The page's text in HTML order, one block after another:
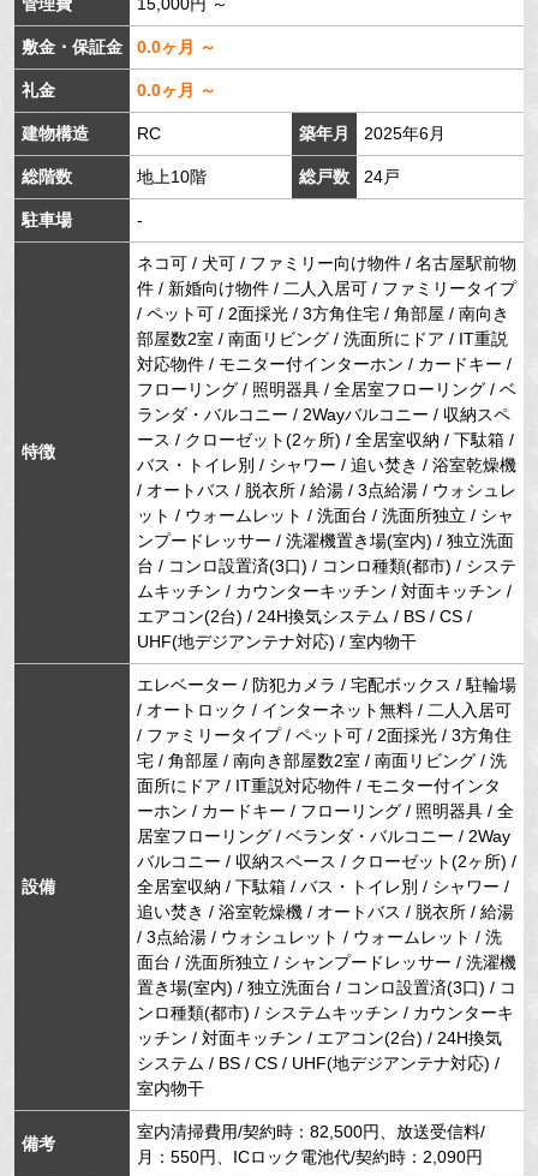
敷金・保証金 0.0ヶ月 ～
礼金 0.0ヶ月 ～
建物構造 RC 築年月 2025年6月
総階数 地上10階 総戸数 24戸
駐車場 -
特徴
ネコ可 / 犬可 / ファミリー向け物件 / 名古屋駅前物
件 / 新婚向け物件 / 二人入居可 / ファミリータイプ
/ ペット可 / 2面採光 / 3方角住宅 / 角部屋 / 南向き
部屋数2室 / 南面リビング / 洗面所にドア / IT重説
対応物件 / モニター付インターホン / カードキー /
フローリング / 照明器具 / 全居室フローリング / ベ
ランダ・バルコニー / 2Wayバルコニー / 収納スペ
ース / クローゼット(2ヶ所) / 全居室収納 / 下駄箱 /
バス・トイレ別 / シャワー / 追い焚き / 浴室乾燥機
/ オートバス / 脱衣所 / 給湯 / 3点給湯 / ウォシュレ
ット / ウォームレット / 洗面台 / 洗面所独立 / シャ
ンプードレッサー / 洗濯機置き場(室内) / 独立洗面
台 / コンロ設置済(3口) / コンロ種類(都市) / システ
ムキッチン / カウンターキッチン / 対面キッチン /
エアコン(2台) / 24H換気システム / BS / CS /
UHF(地デジアンテナ対応) / 室内物干
設備
エレベーター / 防犯カメラ / 宅配ボックス / 駐輪場
/ オートロック / インターネット無料 / 二人入居可
/ ファミリータイプ / ペット可 / 2面採光 / 3方角住
宅 / 角部屋 / 南向き部屋数2室 / 南面リビング / 洗
面所にドア / IT重説対応物件 / モニター付インタ
ーホン / カードキー / フローリング / 照明器具 / 全
居室フローリング / ベランダ・バルコニー / 2Way
バルコニー / 収納スペース / クローゼット(2ヶ所) /
全居室収納 / 下駄箱 / バス・トイレ別 / シャワー /
追い焚き / 浴室乾燥機 / オートバス / 脱衣所 / 給湯
/ 3点給湯 / ウォシュレット / ウォームレット / 洗
面台 / 洗面所独立 / シャンプードレッサー / 洗濯機
置き場(室内) / 独立洗面台 / コンロ設置済(3口) / コ
ンロ種類(都市) / システムキッチン / カウンターキ
ッチン / 対面キッチン / エアコン(2台) / 24H換気
システム / BS / CS / UHF(地デジアンテナ対応) /
室内物干
備考
室内清掃費用/契約時：82,500円、放送受信料/
月：550円、ICロック電池代/契約時：2,090円